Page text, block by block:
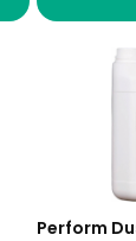
Perform